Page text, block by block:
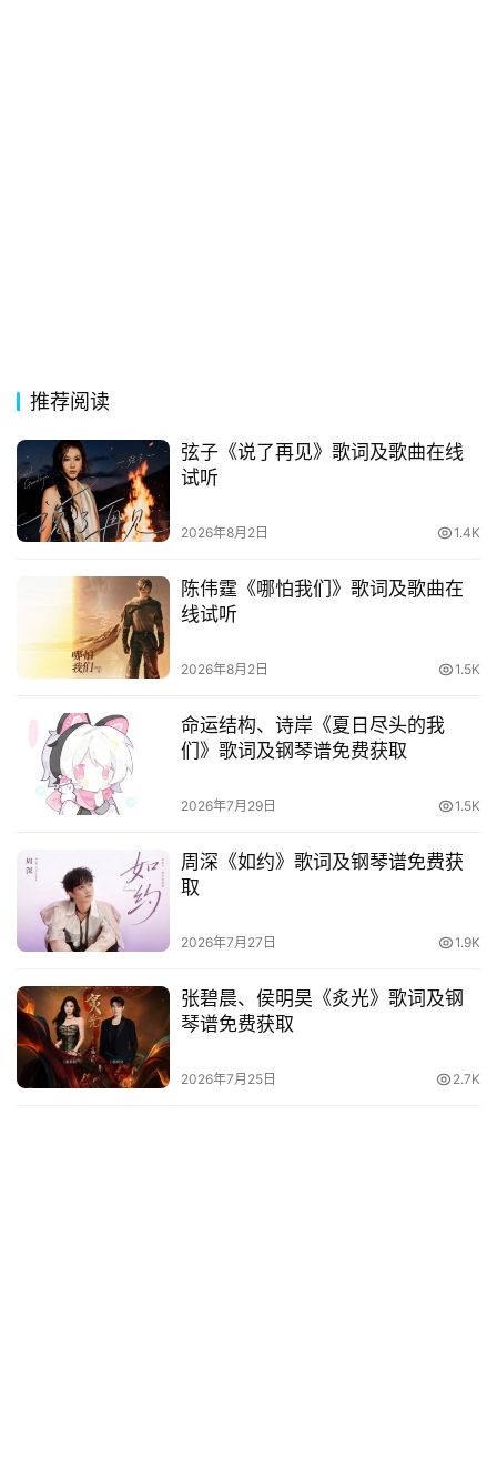
词
其
他
词
语
推荐阅读
弦子《说了再见》歌词及歌曲在线
试听
2026年8月2日 1.4K
陈伟霆《哪怕我们》歌词及歌曲在
线试听
2026年8月2日 1.5K
命运结构、诗岸《夏日尽头的我
们》歌词及钢琴谱免费获取
2026年7月29日 1.5K
周深《如约》歌词及钢琴谱免费获
取
2026年7月27日 1.9K
张碧晨、侯明昊《炙光》歌词及钢
琴谱免费获取
2026年7月25日 2.7K